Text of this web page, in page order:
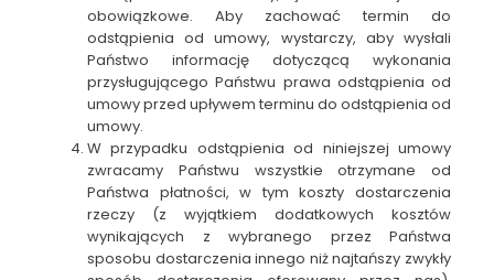
obowiązkowe. Aby zachować termin do
odstąpienia od umowy, wystarczy, aby wysłali
Państwo informację dotyczącą wykonania
przysługującego Państwu prawa odstąpienia od
umowy przed upływem terminu do odstąpienia od
umowy.
W przypadku odstąpienia od niniejszej umowy
zwracamy Państwu wszystkie otrzymane od
Państwa płatności, w tym koszty dostarczenia
rzeczy (z wyjątkiem dodatkowych kosztów
wynikających z wybranego przez Państwa
sposobu dostarczenia innego niż najtańszy zwykły